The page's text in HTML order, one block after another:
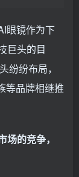
眼镜作为下
巨头的目
纷纷布局，
等品牌相继推
的竞争，